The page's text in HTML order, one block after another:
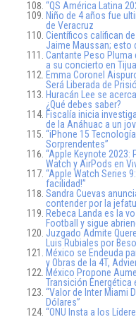
“QS América Latina
Niño de 4 años fue
de Veracruz
Científicos califican
Jaime Maussan; esto
Cantante Peso Pluma
a su concierto en
Emma Coronel
Será Liberada de
Huracán Lee se
¿Qué debes saber?
Fiscalía inicia
de la Anáhuac a un
“iPhone 15
Sorprendentes”
“Apple Keynote 2023:
Watch y AirPods en
“Apple Watch Series
facilidad!”
Sandra Cuevas
contender por la
Rebeca Landa es la
Football y sigue
Juzgado Admite
Luis Rubiales por
México se Endeuda
y Obras de la 4T,
México Propone
Transición Energética
“Valor de Inter Miami
Dólares”
“ONU Insta a los